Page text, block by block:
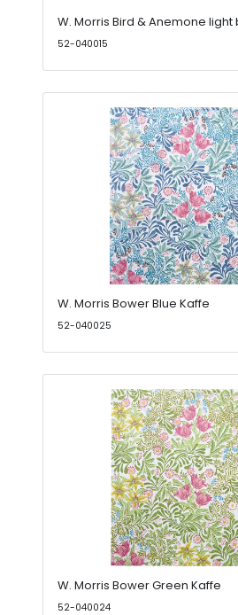
W. Morris Bird & Anemone light
52-040015
W. Morris Bower Blue Kaffe
52-040025
W. Morris Bower Green Kaffe
52-040024